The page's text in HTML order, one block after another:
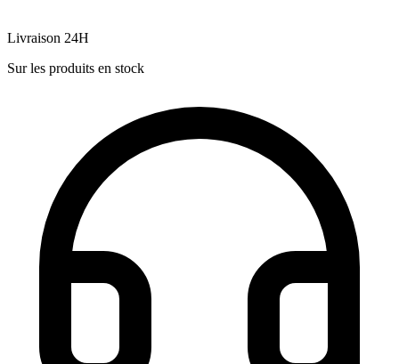
Livraison 24H
Sur les produits en stock